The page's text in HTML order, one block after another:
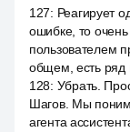
127: Реагирует
ошибке, то
пользователем
общем, есть ряд
128: Убрать.
Шагов. Мы
агента